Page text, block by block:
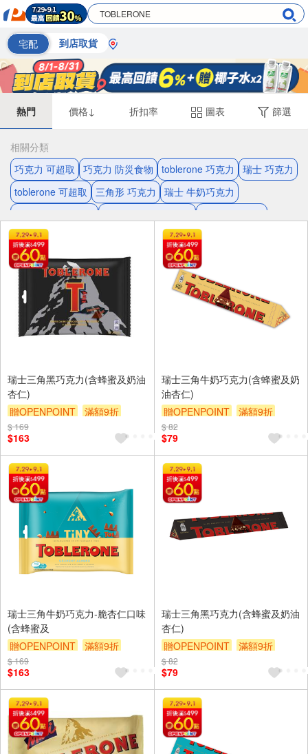
宅配 到店取貨
熱門 價格↓ 折扣率 圖表 篩選
相關分類
巧克力 可超取
巧克力 防災食物 toblerone 巧克力
瑞士 巧克力
toblerone 可超取
三角形 巧克力
瑞士 牛奶巧克力
瑞士三角黑巧克力(含蜂蜜及奶油
杏仁)
贈OPENPOINT
滿額9折
贈$200
$ 169
$163
瑞士三角牛奶巧克力(含蜂蜜及奶
油杏仁)
贈OPENPOINT
滿額9折
贈$200
$ 82
$79
瑞士三角牛奶巧克力-脆杏仁口味
(含蜂蜜及
贈OPENPOINT
滿額9折
贈$200
$ 169
$163
瑞士三角黑巧克力(含蜂蜜及奶油
杏仁)
贈OPENPOINT
滿額9折
贈$200
$ 82
$79